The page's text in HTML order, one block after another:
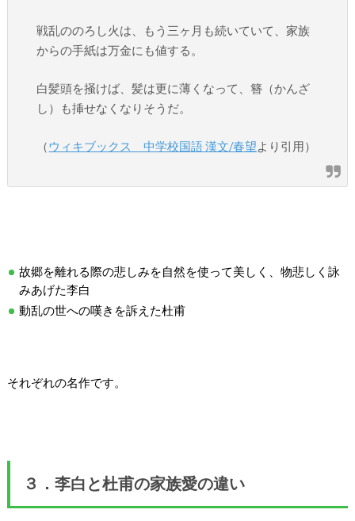
戦乱ののろし火は、もう三ヶ月も続いていて、家族
からの手紙は万金にも値する。
白髪頭を掻けば、髪は更に薄くなって、簪（かんざ
し）も挿せなくなりそうだ。
（ウィキブックス 中学校国語 漢文/春望より引用）
故郷を離れる際の悲しみを自然を使って美しく、物悲しく詠
みあげた李白
動乱の世への嘆きを訴えた杜甫
それぞれの名作です。
３．李白と杜甫の家族愛の違い